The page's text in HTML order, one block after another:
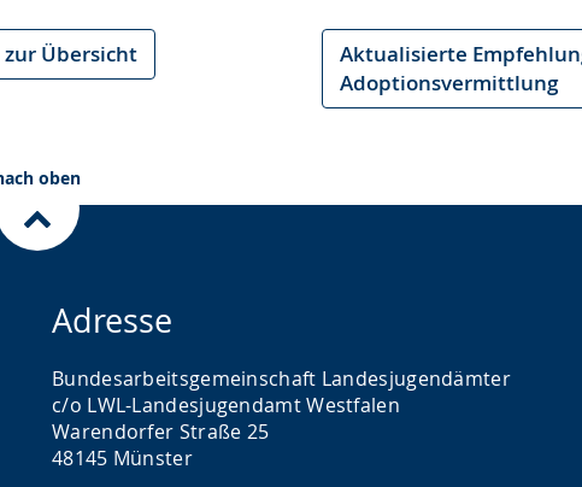
Übersicht
Aktualisierte
Adoptionsvermittlung
Nächster
Artikel
oben
Adresse
Bundesarbeitsgemeinschaft Landesjugendämter
c/o LWL-Landesjugendamt Westfalen
Warendorfer Straße 25
48145 Münster